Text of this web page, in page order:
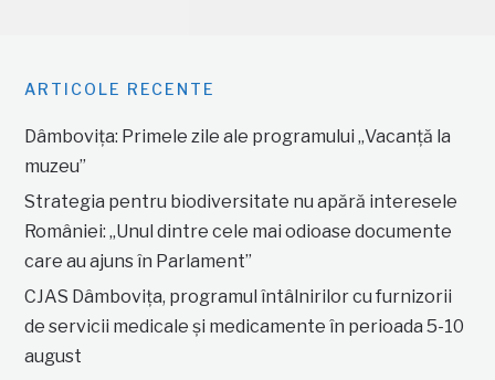
ARTICOLE RECENTE
Dâmbovița: Primele zile ale programului „Vacanță la
muzeu”
Strategia pentru biodiversitate nu apără interesele
României: „Unul dintre cele mai odioase documente
care au ajuns în Parlament”
CJAS Dâmbovița, programul întâlnirilor cu furnizorii
de servicii medicale și medicamente în perioada 5-10
august